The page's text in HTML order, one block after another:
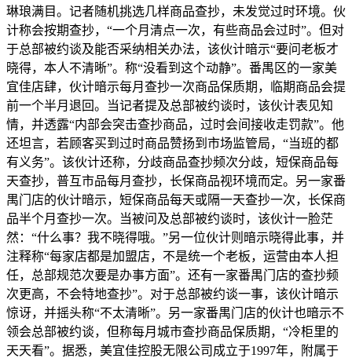
琳琅满目。记者随机挑选几样商品查抄，未发觉过时环境。伙
计称会按期查抄，“一个月清点一次，有些商品会过时”。但对
于总部被约谈及能否采纳相关办法，该伙计暗示“要问老板才
晓得，本人不清晰”。称“没看到这个动静”。番禺区的一家美
宜佳店肆，伙计暗示每月查抄一次商品保质期，临期商品会提
前一个半月退回。当记者提及总部被约谈时，该伙计表见知
情，并透露“内部会突击查抄商品，过时会间接收走罚款”。他
还坦言，若顾客买到过时商品赞扬到市场监管局，“当班的都
有义务”。该伙计还称，分歧商品查抄频次分歧，短保商品每
天查抄，普互市品每月查抄，长保商品视环境而定。另一家番
禺门店的伙计暗示，短保商品每天或隔一天查抄一次，长保商
品半个月查抄一次。当被问及总部被约谈时，该伙计一脸茫
然：“什么事？我不晓得哦。”另一位伙计则暗示晓得此事，并
注释称“每家店都是加盟店，不是统一个老板，运营由本人担
任，总部规范次要是办事方面”。还有一家番禺门店的查抄频
次更高，不会特地查抄”。对于总部被约谈一事，该伙计暗示
惊讶，并摇头称“不太清晰”。另一家番禺门店的伙计也暗示不
领会总部被约谈，但称每月城市查抄商品保质期，“冷柜里的
天天看”。据悉，美宜佳控股无限公司成立于1997年，附属于